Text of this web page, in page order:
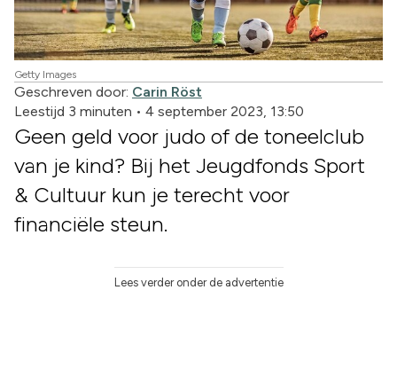
Getty Images
Geschreven door: Carin Röst
Leestijd 3 minuten • 4 september 2023, 13:50
Geen geld voor judo of de toneelclub
van je kind? Bij het Jeugdfonds Sport
& Cultuur kun je terecht voor
financiële steun.
Lees verder onder de advertentie